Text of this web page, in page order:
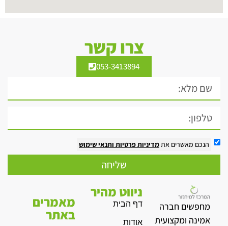
צרו קשר
053-3413894
הנכם מאשרים אתמדיניות פרטיות ותנאי שימוש
שליחה
מחפשים חברה
אמינה ומקצועית
ניווט מהיר
דף הבית
אודות
מאמרים
באתר